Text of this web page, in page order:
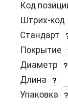
Код
Штрих-код
Стандарт
Покрытие
Диаметр
Длина
Упаковка